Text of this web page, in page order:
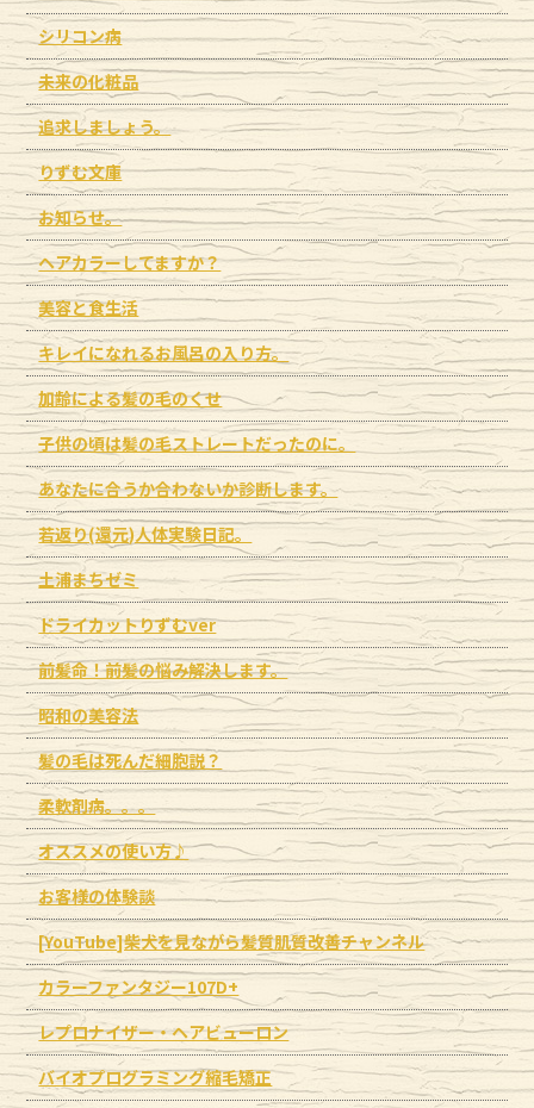
シリコン病
未来の化粧品
追求しましょう。
りずむ文庫
お知らせ。
ヘアカラーしてますか？
美容と食生活
キレイになれるお風呂の入り方。
加齢による髪の毛のくせ
子供の頃は髪の毛ストレートだったのに。
あなたに合うか合わないか診断します。
若返り(還元)人体実験日記。
土浦まちゼミ
ドライカットりずむver
前髪命！前髪の悩み解決します。
昭和の美容法
髪の毛は死んだ細胞説？
柔軟剤病。。。
オススメの使い方♪
お客様の体験談
[YouTube]柴犬を見ながら髪質肌質改善チャンネル
カラーファンタジー107D+
レプロナイザー・ヘアビューロン
バイオプログラミング縮毛矯正